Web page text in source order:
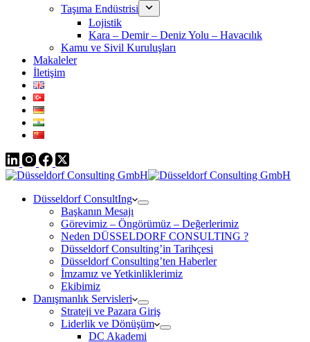
Taşıma Endüstrisi
Lojistik
Kara – Demir – Deniz Yolu – Havacılık
Kamu ve Sivil Kuruluşları
Makaleler
İletişim
Düsseldorf ConsultIng
Başkanın Mesajı
Görevimiz – Öngörümüz – Değerlerimiz
Neden DÜSSELDORF CONSULTING ?
Düsseldorf Consulting’in Tarihçesi
Düsseldorf Consulting’ten Haberler
İmzamız ve Yetkinliklerimiz
Ekibimiz
Danışmanlık Servisleri
Strateji ve Pazara Giriş
Liderlik ve Dönüşüm
DC Akademi